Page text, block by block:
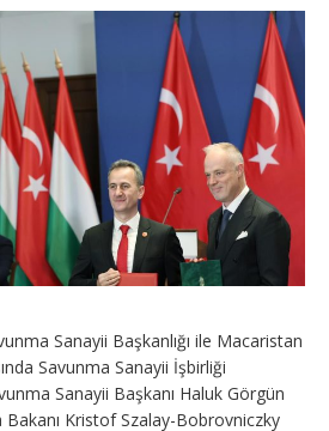
Sanayii Başkanlığı ile Macaristan
Savunma Sanayii İşbirliği
Sanayii Başkanı Haluk Görgün
Kristof Szalay-Bobrovniczky